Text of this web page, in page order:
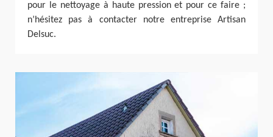
pour le nettoyage à haute pression et pour ce faire ;
n’hésitez pas à contacter notre entreprise Artisan
Delsuc.